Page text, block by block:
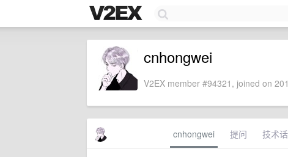
cnhongwei
V2EX member #94321, joined on
cnhongwei 提问 技术